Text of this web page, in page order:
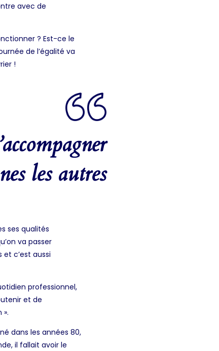
avec de
? Est-ce le
de l’égalité va
!
les autres
ses qualités
va passer
c’est aussi
professionnel,
et de
».
dans les années 80,
il fallait avoir le